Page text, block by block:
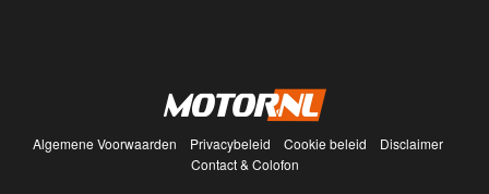
Algemene Voorwaarden Privacybeleid Cookie beleid
Disclaimer
Contact & Colofon